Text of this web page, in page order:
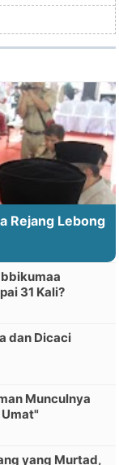
Rejang Lebong
31 Kali?
dan Dicaci
Munculnya
yang Murtad,